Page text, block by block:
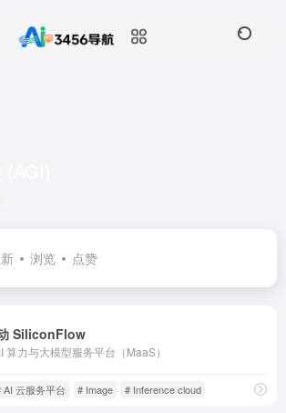
浏览 点赞
SiliconFlow
算力与大模型服务平台（MaaS）
AI 云服务平台 # Image # Inference cloud